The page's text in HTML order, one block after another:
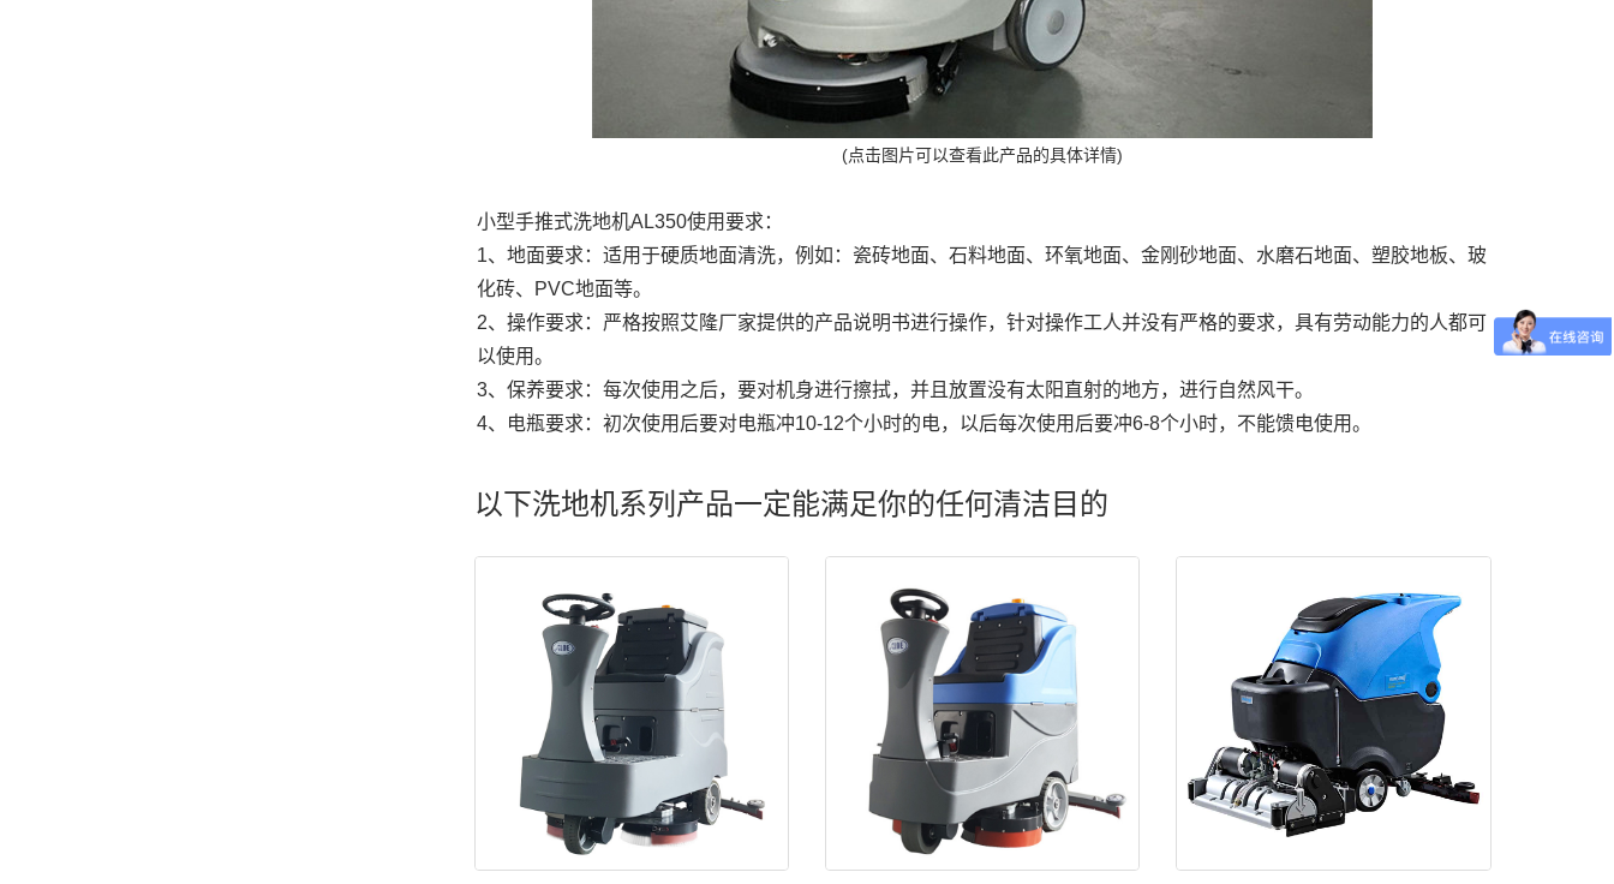
(点击图片可以查看此产品的具体详情)
小型手推式洗地机AL350使用要求：
1、地面要求：适用于硬质地面清洗，例如：瓷砖地面、石料地面、环氧地面、金刚砂地面、水磨石地面、塑胶地板、玻
化砖、PVC地面等。
2、操作要求：严格按照艾隆厂家提供的产品说明书进行操作，针对操作工人并没有严格的要求，具有劳动能力的人都可
以使用。
3、保养要求：每次使用之后，要对机身进行擦拭，并且放置没有太阳直射的地方，进行自然风干。
4、电瓶要求：初次使用后要对电瓶冲10-12个小时的电，以后每次使用后要冲6-8个小时，不能馈电使用。
以下洗地机系列产品一定能满足你的任何清洁目的